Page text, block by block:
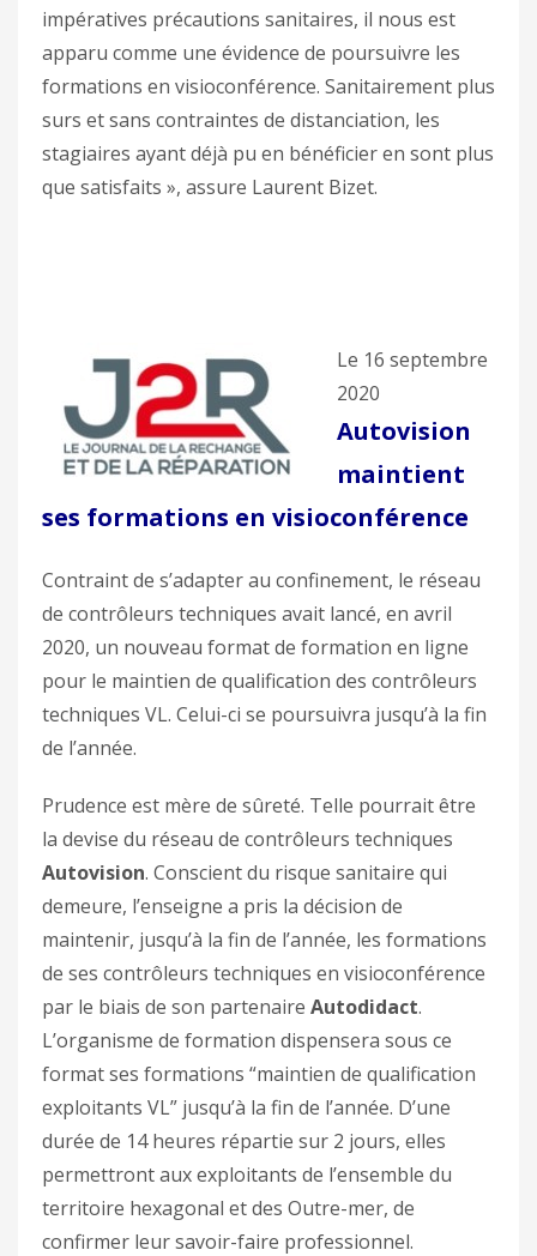
impératives précautions sanitaires, il nous est
apparu comme une évidence de poursuivre les
formations en visioconférence. Sanitairement plus
surs et sans contraintes de distanciation, les
stagiaires ayant déjà pu en bénéficier en sont plus
que satisfaits », assure Laurent Bizet.
Le 16 septembre
2020
Autovision
maintient
ses formations en visioconférence
Contraint de s’adapter au confinement, le réseau
de contrôleurs techniques avait lancé, en avril
2020, un nouveau format de formation en ligne
pour le maintien de qualification des contrôleurs
techniques VL. Celui-ci se poursuivra jusqu’à la fin
de l’année.
Prudence est mère de sûreté. Telle pourrait être
la devise du réseau de contrôleurs techniques
Autovision. Conscient du risque sanitaire qui
demeure, l’enseigne a pris la décision de
maintenir, jusqu’à la fin de l’année, les formations
de ses contrôleurs techniques en visioconférence
par le biais de son partenaire Autodidact.
L’organisme de formation dispensera sous ce
format ses formations “maintien de qualification
exploitants VL” jusqu’à la fin de l’année. D’une
durée de 14 heures répartie sur 2 jours, elles
permettront aux exploitants de l’ensemble du
territoire hexagonal et des Outre-mer, de
confirmer leur savoir-faire professionnel.